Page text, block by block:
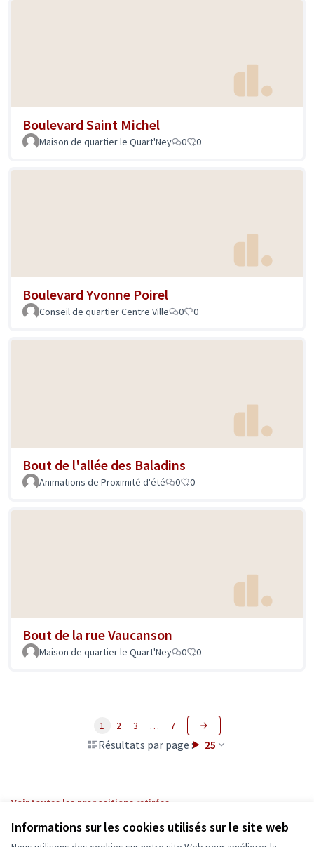
Informations sur les cookies utilisés sur le site web
Boulevard Saint Michel
Maison de quartier le Quart'Ney 0 0
Boulevard Yvonne Poirel
Conseil de quartier Centre Ville 0 0
Bout de l'allée des Baladins
Animations de Proximité d'été 0 0
Bout de la rue Vaucanson
Maison de quartier le Quart'Ney 0 0
Résultats par page : 25
1 2 3 … 7
Voir toutes les propositions retirées